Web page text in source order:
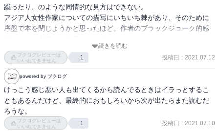
蹴ったり、のような同情的な見方はできない。
アジア人女性作家についての描写にいちいち棘があり、そのために
序盤で本を閉じようかと思ったほど。作者のブラックジョーク的感
全体の内容は流石だが今回の人物描写は苦手。
続きを読む
ブクログレビューは
いいねできません
1 投稿日 : 2021.07.12
powered by ブクログ
けっこう感じ悪い人も出てくるから読んでるときはイラっとするこ
ともあるんだけど、最終的におもしろいから次が出たらまた読むだ
ろうな。
ブクログレビューは
いいねできません
1 投稿日 : 2021.07.10